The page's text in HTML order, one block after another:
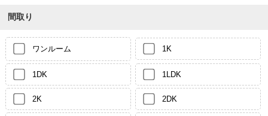
間取り
ワンルーム 1K
1DK 1LDK
2K 2DK